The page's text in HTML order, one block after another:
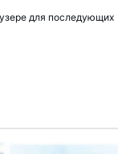
для последующих